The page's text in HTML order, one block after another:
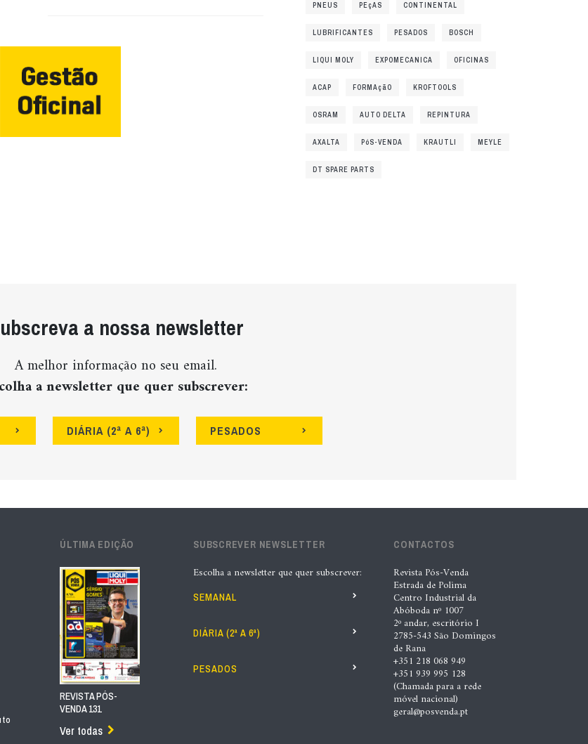
PNEUS PEçAS CONTINENTAL
LUBRIFICANTES PESADOS BOSCH
LIQUI MOLY EXPOMECANICA OFICINAS
ACAP FORMAçãO KROFTOOLS
OSRAM AUTO DELTA REPINTURA
AXALTA PóS-VENDA KRAUTLI MEYLE
DT SPARE PARTS
a nossa newsletter
A melhor informação no seu email.
a newsletter que quer subscrever:
DIÁRIA (2ª A 6ª) PESADOS
ÚLTIMA EDIÇÃO
REVISTA PÓS-
VENDA 131
Ver todas
SUBSCREVER NEWSLETTER
Escolha a newsletter que quer subscrever:
SEMANAL
DIÁRIA (2ª A 6ª)
PESADOS
CONTACTOS
Revista Pós-Venda
Estrada de Polima
Centro Industrial da
Abóboda nº 1007
2º andar, escritório I
2785-543 São Domingos
de Rana
+351 218 068 949
+351 939 995 128
(Chamada para a rede
móvel nacional)
geral@posvenda.pt